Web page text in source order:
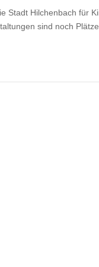
Stadt Hilchenbach für
sind noch